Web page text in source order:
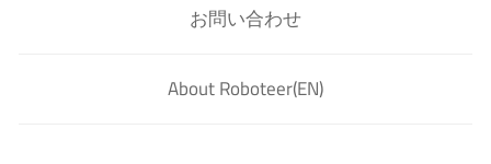
お問い合わせ
About Roboteer(EN)